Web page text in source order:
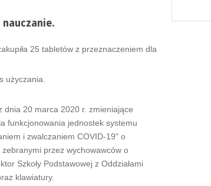
25 tabletów z przeznaczeniem dla
użyczania.
20 marca 2020 r. zmieniające
funkcjonowania jednostek systemu
i zwalczaniem COVID-19" o
przez wychowawców o
Szkoły Podstawowej z Oddziałami
klawiatury.